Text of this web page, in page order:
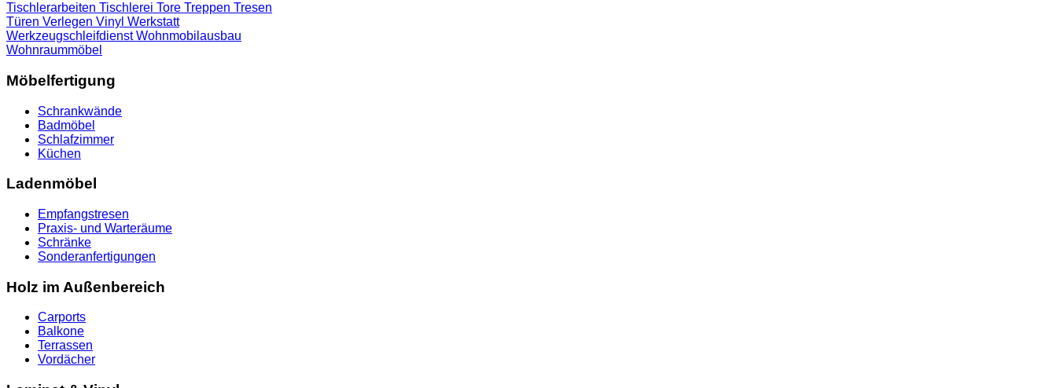
Tischlerarbeiten Tischlerei Tore Treppen Tresen
Türen Verlegen Vinyl Werkstatt
WerkzeugschleifdienstWohnmobilausbau
Wohnraummöbel
Möbelfertigung
Schrankwände
Badmöbel
Schlafzimmer
Küchen
Ladenmöbel
Empfangstresen
Praxis- und Warteräume
Schränke
Sonderanfertigungen
Holz im Außenbereich
Carports
Balkone
Terrassen
Vordächer